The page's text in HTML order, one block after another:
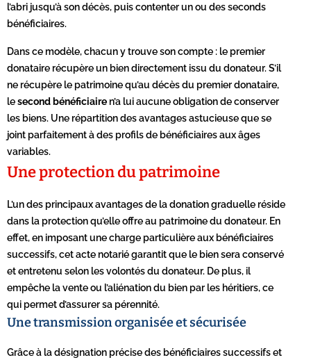
l’abri jusqu’à son décès, puis contenter un ou des seconds
bénéficiaires.
Dans ce modèle, chacun y trouve son compte : le premier
donataire récupère un bien directement issu du donateur. S’il
ne récupère le patrimoine qu’au décès du premier donataire,
lesecond bénéficiaire n’a lui aucune obligation de conserver
les biens. Une répartition des avantages astucieuse que se
joint parfaitement à des profils de bénéficiaires aux âges
variables.
Une protection du patrimoine
L’un des principaux avantages de la donation graduelle réside
dans la protection qu’elle offre au patrimoine du donateur. En
effet, en imposant une charge particulière aux bénéficiaires
successifs, cet acte notarié garantit que le bien sera conservé
et entretenu selon les volontés du donateur. De plus, il
empêche la vente ou l’aliénation du bien par les héritiers, ce
qui permet d’assurer sa pérennité.
Une transmission organisée et sécurisée
Grâce à la désignation précise des bénéficiaires successifs et